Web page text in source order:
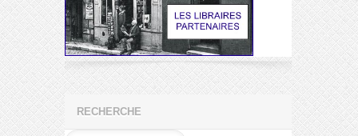
RECHERCHE